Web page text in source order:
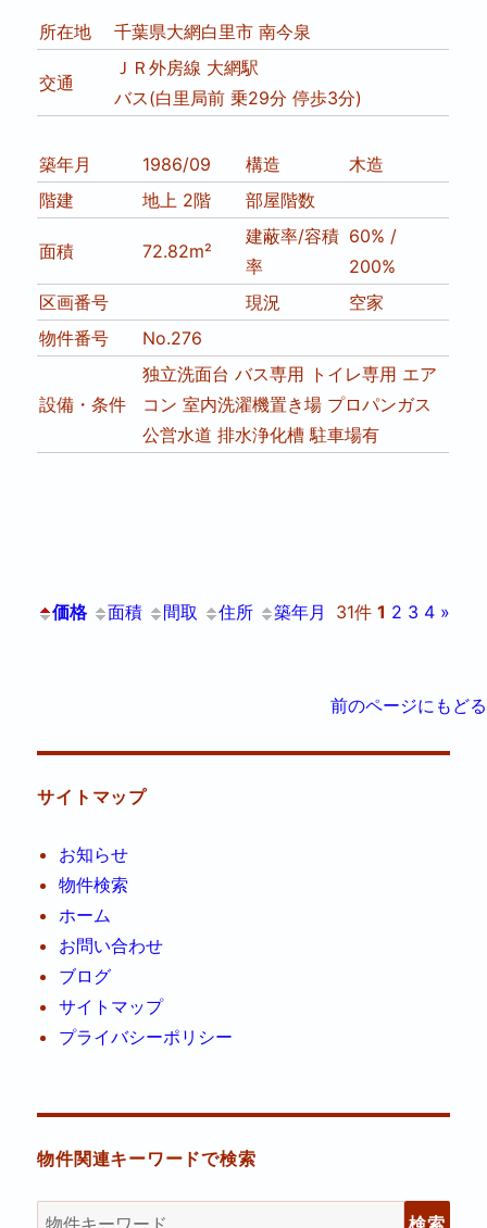
所在地 千葉県大網白里市 南今泉
交通
ＪＲ外房線 大網駅
バス(白里局前 乗29分 停歩3分)
築年月 1986/09 構造
木造
階建
地上 2階 部屋階数
面積 72.82m²
建蔽率/容積
率
60% /
200%
区画番号
現況
空家
物件番号
No.276
設備・条件
独立洗面台 バス専用 トイレ専用 エア
コン 室内洗濯機置き場 プロパンガス
公営水道 排水浄化槽 駐車場有
価格 面積 間取 住所 築年月 31件 1 2 3 4 »
前のページにもどる
サイトマップ
お知らせ
物件検索
ホーム
お問い合わせ
ブログ
サイトマップ
プライバシーポリシー
物件関連キーワードで検索
物